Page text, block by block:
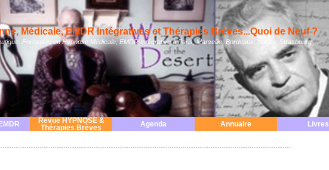
Médicale, EMDR Intégratives et Thérapies Brèves...Quoi de Neuf ?
Formation en Hypnose Médicale, EMDR Intégrative à Paris, Marseille, Bordeaux, Nancy, Strasbourg
Revue HYPNOSE &
Thérapies Brèves
Agenda Annuaire Livres